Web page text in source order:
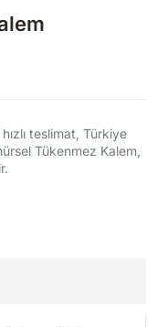
teslimat, Türkiye
Tükenmez Kalem,